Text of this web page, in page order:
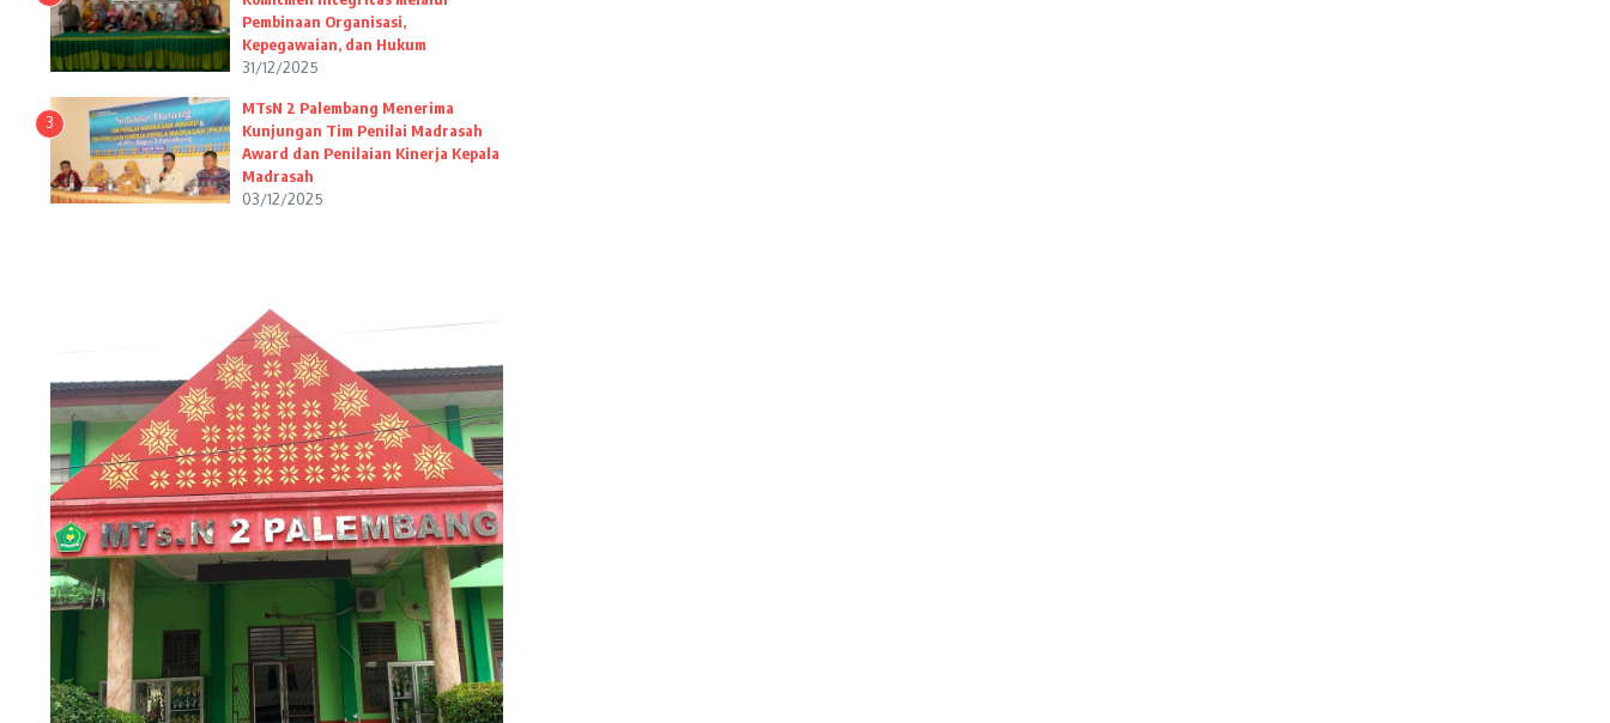
Pembinaan Organisasi,
Kepegawaian, dan Hukum
31/12/2025
3
MTsN 2 Palembang Menerima
Kunjungan Tim Penilai Madrasah
Award dan Penilaian Kinerja Kepala
Madrasah
03/12/2025